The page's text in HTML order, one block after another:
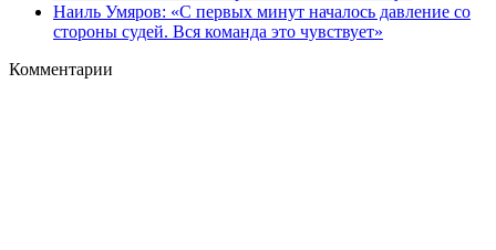
Наиль Умяров: «С первых минут началось давление со
стороны судей. Вся команда это чувствует»
Комментарии